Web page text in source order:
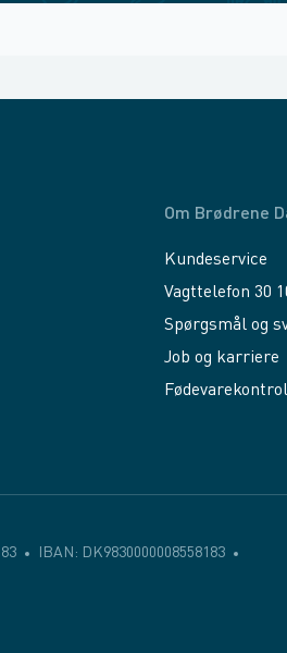
Om Brødrene
Kundeservice
Vagttelefon 30
Spørgsmål og
Job og karriere
IBAN: DK9830000008558183